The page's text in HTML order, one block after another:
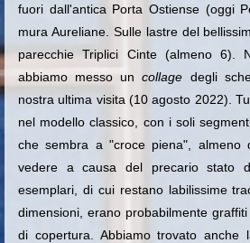
fuori dall'antica Porta Ostiense (oggi
mura Aureliane. Sulle lastre del
parecchie Triplici Cinte (almeno 6).
abbiamo messo uncollage degli
nostra ultima visita (10 agosto 2022).
nel modello classico, con i soli
che sembra a "croce piena", almeno
vedere a causa del precario stato
esemplari, di cui restano labilissime
dimensioni, erano probabilmente
di copertura. Abbiamo trovato anche